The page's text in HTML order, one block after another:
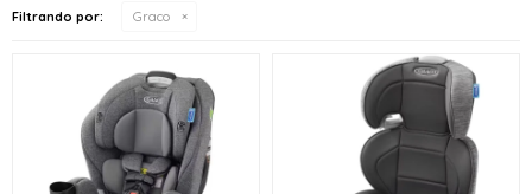
Filtrando por: Graco